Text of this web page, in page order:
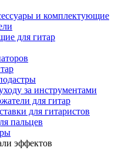
и комплектующие
для гитар
за инструментами
для гитар
для гитаристов
пальцев
эффектов